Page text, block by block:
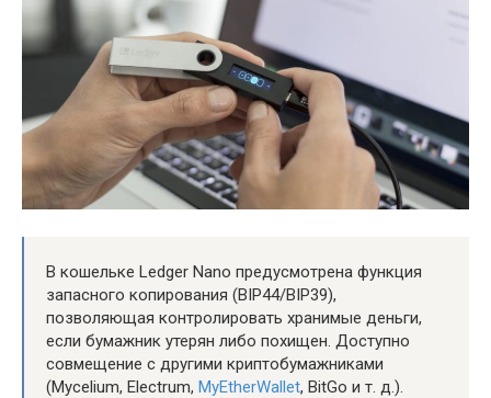
В кошельке Ledger Nano предусмотрена функция
запасного копирования (ВIР44/ВIР39),
позволяющая контролировать хранимые деньги,
если бумажник утерян либо похищен. Доступно
совмещение с другими криптобумажниками
(Mycelium, Electrum, MyEtherWallet, BitGo и т. д.).